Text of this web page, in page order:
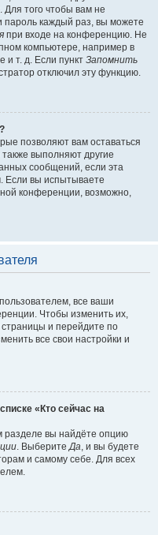
Для того чтобы вам не
пароль каждый раз, вы можете
при входе на конференцию. Не
компьютере, например в
и т. д. Если пункт Запомнить
отключил эту функцию.
позволяют вам оставаться
выполняют другие
сообщений, если эта
Если вы испытываете
конференции, возможно,
все ваши
Чтобы изменить их,
и перейдите по
все свои настройки и
«Кто сейчас на
разделе вы найдёте опцию
. ВыберитеДа, и вы будете
и самому себе. Для всех